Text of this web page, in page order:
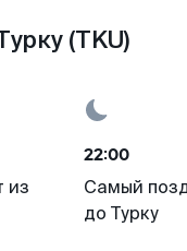
(TKU)
из
22:00
Самый
до Турку